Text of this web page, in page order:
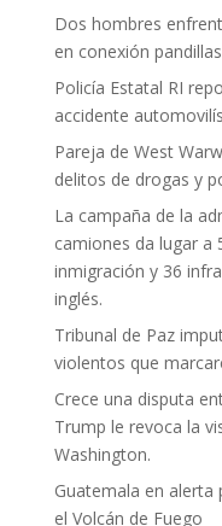
Dos hombres
en conexión
Policía Estatal RI
accidente
Pareja de West
delitos de drogas y
La campaña de la
camiones da lugar a
inmigración y 36
inglés.
Tribunal de Paz
violentos que
Crece una disputa
Trump le revoca la
Washington.
Guatemala en alerta
el Volcán de Fuego